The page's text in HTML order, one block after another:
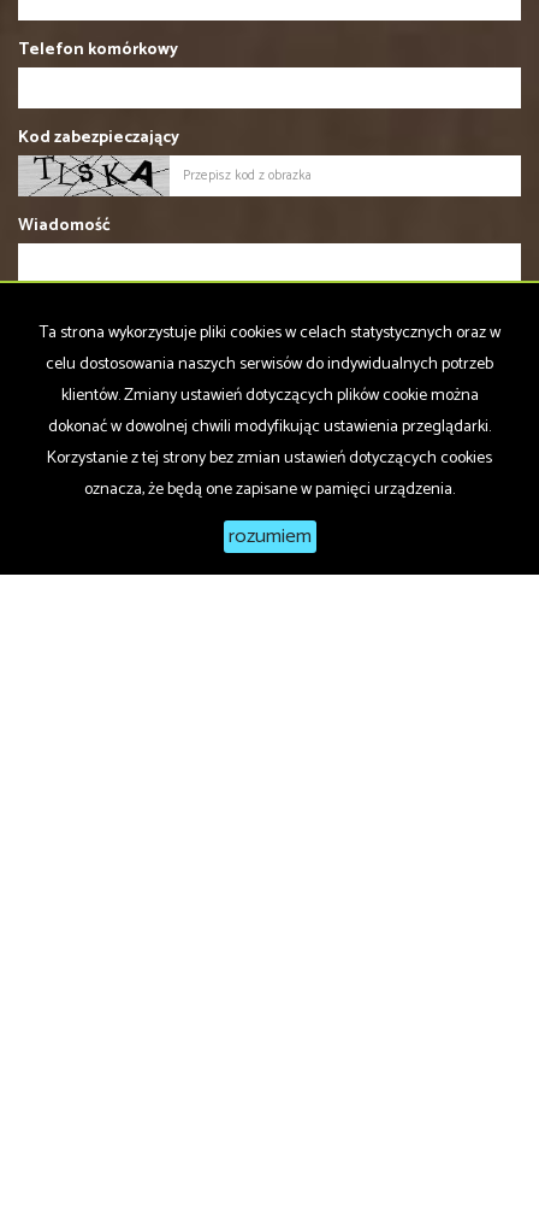
Telefon komórkowy
Kod zabezpieczający
Wiadomość
Wyrażam zgodę na przetwarzanie podanych przeze mnie danych
osobowych. Administratorem danych jest Wschód nieruchomości.
Mam prawo dostępu do swoich danych i ich poprawiania. Podanie
danych jest dobrowolne. Dane zbierane są w celu marketingowym
oraz w celu realizowania i wykonania zawartej umowy lub do podjęcia
działań na Twoje żądanie przed zawarciem umowy.
Ta strona wykorzystuje pliki cookies w celach statystycznych oraz w
celu dostosowania naszych serwisów do indywidualnych potrzeb
klientów. Zmiany ustawień dotyczących plików cookie można
dokonać w dowolnej chwili modyfikując ustawienia przeglądarki.
Korzystanie z tej strony bez zmian ustawień dotyczących cookies
oznacza, że będą one zapisane w pamięci urządzenia.
rozumiem